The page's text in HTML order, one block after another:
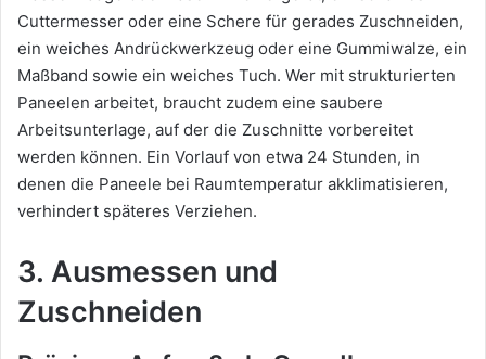
Cuttermesser oder eine Schere für gerades Zuschneiden,
ein weiches Andrückwerkzeug oder eine Gummiwalze, ein
Maßband sowie ein weiches Tuch. Wer mit strukturierten
Paneelen arbeitet, braucht zudem eine saubere
Arbeitsunterlage, auf der die Zuschnitte vorbereitet
werden können. Ein Vorlauf von etwa 24 Stunden, in
denen die Paneele bei Raumtemperatur akklimatisieren,
verhindert späteres Verziehen.
3. Ausmessen und
Zuschneiden